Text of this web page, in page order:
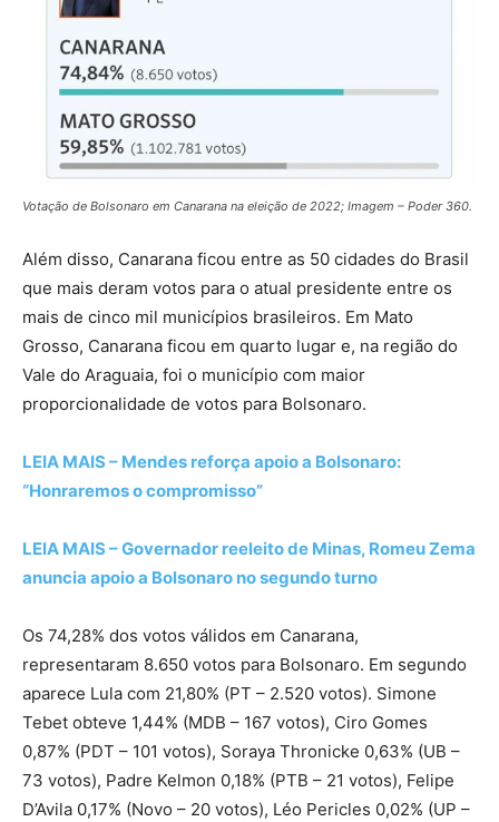
Votação de Bolsonaro em Canarana na eleição de 2022; Imagem – Poder 360.
Além disso, Canarana ficou entre as 50 cidades do Brasil
que mais deram votos para o atual presidente entre os
mais de cinco mil municípios brasileiros. Em Mato
Grosso, Canarana ficou em quarto lugar e, na região do
Vale do Araguaia, foi o município com maior
proporcionalidade de votos para Bolsonaro.
LEIA MAIS – Mendes reforça apoio a Bolsonaro:
“Honraremos o compromisso”
LEIA MAIS – Governador reeleito de Minas, Romeu Zema
anuncia apoio a Bolsonaro no segundo turno
Os 74,28% dos votos válidos em Canarana,
representaram 8.650 votos para Bolsonaro. Em segundo
aparece Lula com 21,80% (PT – 2.520 votos). Simone
Tebet obteve 1,44% (MDB – 167 votos), Ciro Gomes
0,87% (PDT – 101 votos), Soraya Thronicke 0,63% (UB –
73 votos), Padre Kelmon 0,18% (PTB – 21 votos), Felipe
D’Avila 0,17% (Novo – 20 votos), Léo Pericles 0,02% (UP –